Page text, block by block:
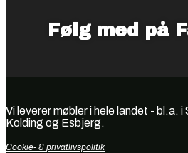
Følg med på
Vi leverer møbler i hele landet - bl.a. i
Kolding og Esbjerg.
Cookie- & privatlivspolitik